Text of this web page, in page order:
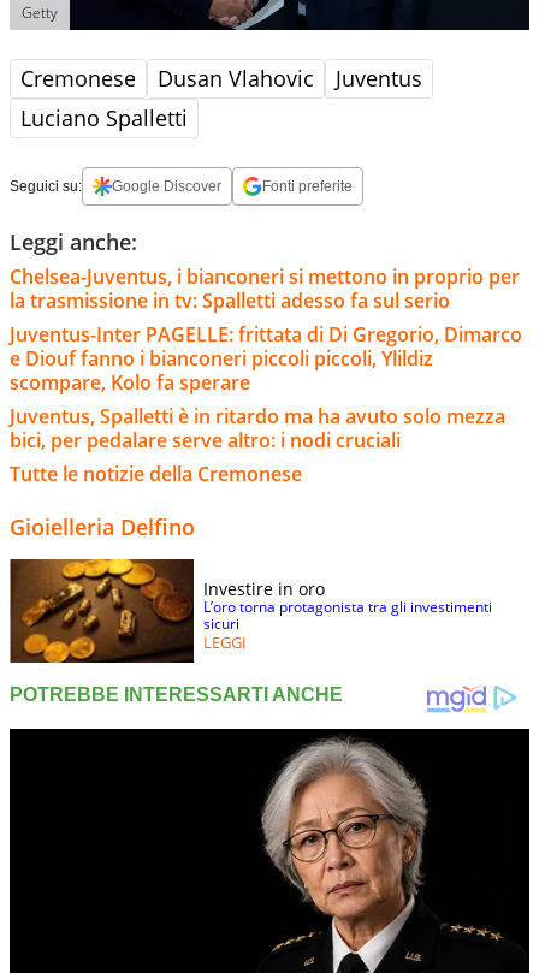
Getty
Cremonese Dusan Vlahovic
Juventus
Luciano Spalletti
Seguici su: Google Discover Fonti preferite
Leggi anche:
Chelsea-Juventus, i bianconeri si mettono in proprio per
la trasmissione in tv: Spalletti adesso fa sul serio
Juventus-Inter PAGELLE: frittata di Di Gregorio, Dimarco
e Diouf fanno i bianconeri piccoli piccoli, Ylildiz
scompare, Kolo fa sperare
Juventus, Spalletti è in ritardo ma ha avuto solo mezza
bici, per pedalare serve altro: i nodi cruciali
Tutte le notizie della Cremonese
Gioielleria Delfino
Investire in oro
L’oro torna protagonista tra gli investimenti
sicuri
LEGGI